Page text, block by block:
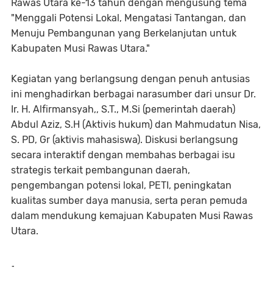
Rawas Utara ke-13 tahun dengan mengusung tema
"Menggali Potensi Lokal, Mengatasi Tantangan, dan
Menuju Pembangunan yang Berkelanjutan untuk
Kabupaten Musi Rawas Utara."
Kegiatan yang berlangsung dengan penuh antusias
ini menghadirkan berbagai narasumber dari unsur Dr.
Ir. H. Alfirmansyah,, S.T., M.Si (pemerintah daerah)
Abdul Aziz, S.H (Aktivis hukum) dan Mahmudatun Nisa,
S. PD, Gr (aktivis mahasiswa). Diskusi berlangsung
secara interaktif dengan membahas berbagai isu
strategis terkait pembangunan daerah,
pengembangan potensi lokal, PETI, peningkatan
kualitas sumber daya manusia, serta peran pemuda
dalam mendukung kemajuan Kabupaten Musi Rawas
Utara.
-